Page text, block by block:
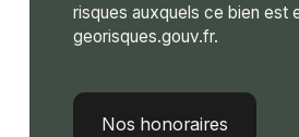
risques auxquels ce bien est
georisques.gouv.fr.
Nos honoraires